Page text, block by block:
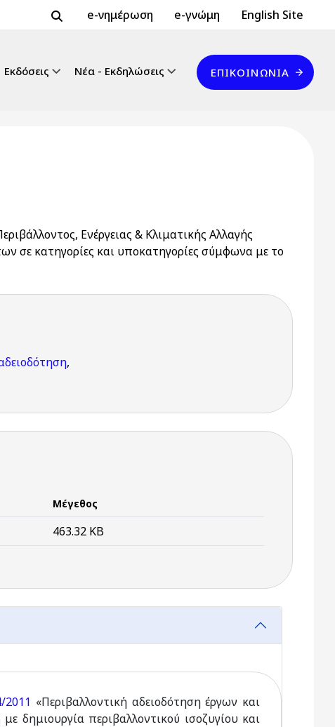
Header Top 2
e-νημέρωση e-γνώμη Header Top
English Site
Εκδόσεις Νέα - Εκδηλώσεις
Επικοινωνία
ΕΠΙΚΟΙΝΩΝΊΑ
Ενέργειας & Κλιματικής Αλλαγής
σε κατηγορίες και υποκατηγορίες σύμφωνα με το
,
Μέγεθος
463.32 KB
2011 «Περιβαλλοντική αδειοδότηση έργων και
δημιουργία περιβαλλοντικού ισοζυγίου και